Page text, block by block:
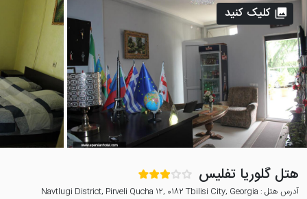
هتل گلوریا تفلیس
آدرس هتل : Navtlugi District, Pirveli Qucha 12, 0182 Tbilisi City, Georgia
کلیک کنید